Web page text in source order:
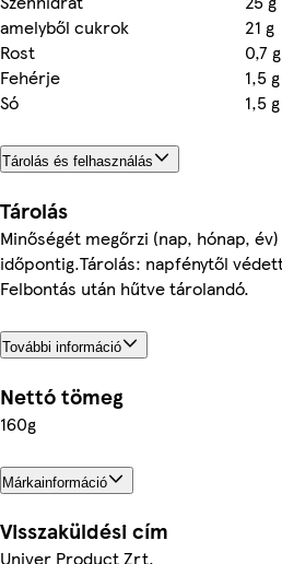
amelyből cukrok
21 g
Rost
0,7 g
Fehérje
1,5 g
Só
1,5 g
Tárolás és felhasználás
Tárolás
Minőségét megőrzi (nap, hónap,
időpontig.Tárolás: napfénytől
Felbontás után hűtve tárolandó.
További információ
Nettó tömeg
160g
Márkainformáció
Visszaküldési cím
Univer Product Zrt.